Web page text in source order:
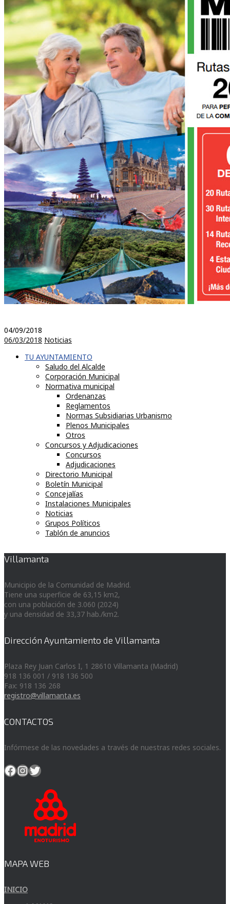
04/09/2018
06/03/2018 Noticias
TU AYUNTAMIENTO
Saludo del Alcalde
Corporación Municipal
Normativa municipal
Ordenanzas
Reglamentos
Normas Subsidiarias Urbanismo
Plenos Municipales
Otros
Concursos y Adjudicaciones
Concursos
Adjudicaciones
Directorio Municipal
Boletín Municipal
Concejalías
Instalaciones Municipales
Noticias
Grupos Políticos
Tablón de anuncios
Villamanta
Municipio de la Comunidad de Madrid.
Tiene una superficie de 63,15 km2,
con una población de 3.060 (2024)
y una densidad de 33,37 hab./km2.
Dirección Ayuntamiento de Villamanta
Plaza Rey Juan Carlos I, 1 28610 Villamanta (Madrid)
918 136 001 / 918 136 500
Fax: 918 136 268
registro@villamanta.es
CONTACTOS
Infórmese de las novedades a través de nuestras redes sociales.
Facebook
Instagram
Twitter
MAPA WEB
INICIO